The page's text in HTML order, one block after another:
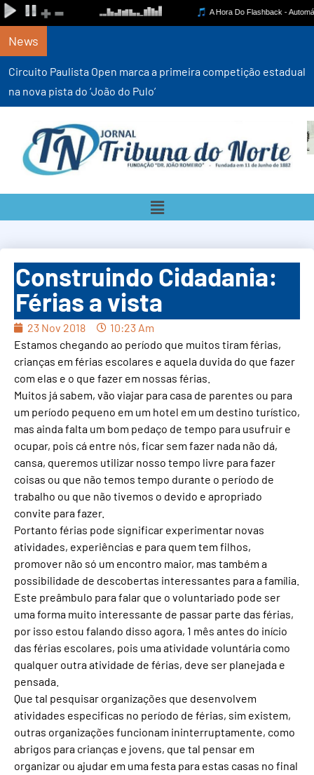
News
Circuito Paulista Open marca a primeira competição estadual
na nova pista do ‘João do Pulo’
Construindo Cidadania:
Férias a vista
23 Nov 2018
10:23 Am
Estamos chegando ao período que muitos tiram férias,
crianças em férias escolares e aquela duvida do que fazer
com elas e o que fazer em nossas férias.
Muitos já sabem, vão viajar para casa de parentes ou para
um período pequeno em um hotel em um destino turístico,
mas ainda falta um bom pedaço de tempo para usufruir e
ocupar, pois cá entre nós, ficar sem fazer nada não dá,
cansa, queremos utilizar nosso tempo livre para fazer
coisas ou que não temos tempo durante o período de
trabalho ou que não tivemos o devido e apropriado
convite para fazer.
Portanto férias pode significar experimentar novas
atividades, experiências e para quem tem filhos,
promover não só um encontro maior, mas também a
possibilidade de descobertas interessantes para a família.
Este preâmbulo para falar que o voluntariado pode ser
uma forma muito interessante de passar parte das férias,
por isso estou falando disso agora, 1 mês antes do início
das férias escolares, pois uma atividade voluntária como
qualquer outra atividade de férias, deve ser planejada e
pensada.
Que tal pesquisar organizações que desenvolvem
atividades especificas no período de férias, sim existem,
outras organizações funcionam ininterruptamente, como
abrigos para crianças e jovens, que tal pensar em
organizar ou ajudar em uma festa para estas casas no final